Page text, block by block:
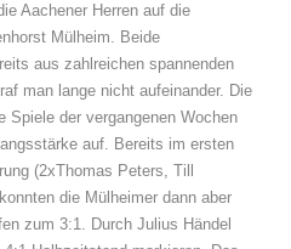
Aachener Herren auf die
Mülheim. Beide
aus zahlreichen spannenden
man lange nicht aufeinander. Die
Spiele der vergangenen Wochen
auf. Bereits im ersten
(2xThomas Peters, Till
die Mülheimer dann aber
zum 3:1. Durch Julius Händel